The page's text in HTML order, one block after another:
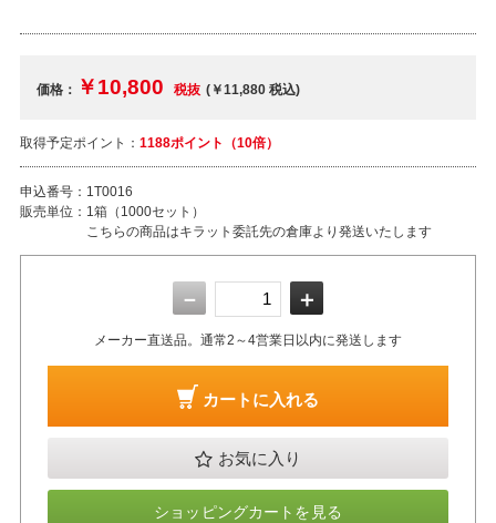
価格： ￥10,800 税抜 (￥11,880税込)
取得予定ポイント： 1188ポイント（10倍）
申込番号： 1T0016
販売単位： 1箱（1000セット）
こちらの商品はキラット委託先の倉庫より発送いたします
－ ＋
メーカー直送品。通常2～4営業日以内に発送します
カートに入れる
お気に入り
ショッピングカートを見る